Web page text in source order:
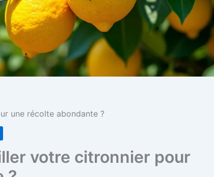
une récolte abondante ?
votre citronnier pour